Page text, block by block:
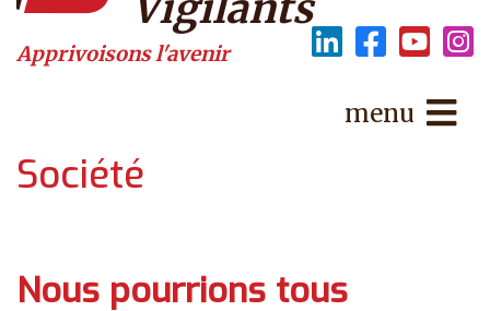
Apprivoisons l'avenir
menu
Société
Nous pourrions tous